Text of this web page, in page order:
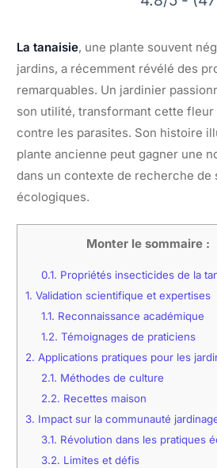
La tanaisie, une plante souvent
jardins, a récemment révélé des
remarquables. Un jardinier
son utilité, transformant cette fleur
contre les parasites. Son histoire
plante ancienne peut gagner une
dans un contexte de recherche de
écologiques.
Monter le sommaire :
0.1. Propriétés insecticides de la
1. Validation scientifique et expertises
1.1. Reconnaissance académique
1.2. Témoignages de praticiens
2. Applications pratiques pour les
2.1. Méthodes de culture
2.2. Recettes maison
3. Impact sur la communauté
3.1. Révolution dans les pratiques
3.2. Limites et défis